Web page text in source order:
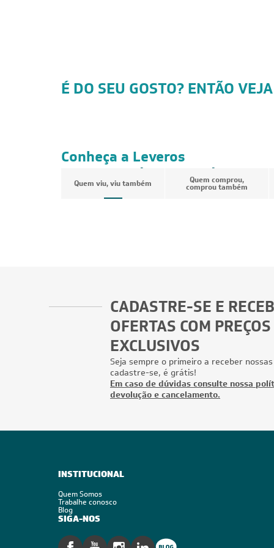
É DO SEU GOSTO? ENTÃO
Conheça a Leveros
Ar-Condicionado
Quem viu, viu também Quem comprou,
comprou também
CADASTRE-SE E
OFERTAS COM PREÇOS
EXCLUSIVOS
Seja sempre o primeiro a receber
cadastre-se, é grátis!
Em caso de dúvidas consulte nossa
devolução e cancelamento.
INSTITUCIONAL
Quem Somos
Trabalhe conosco
Blog
SIGA-NOS